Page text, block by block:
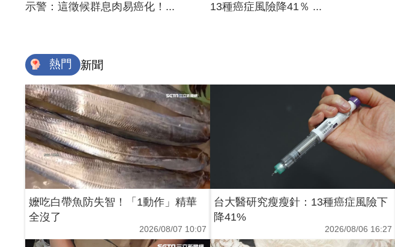
示警：這徵候群息肉易癌化！...
13種癌症風險降41％ ...
熱門 新聞
嬤吃白帶魚防失智！「1動作」精華
全沒了
2026/08/07 10:07
台大醫研究瘦瘦針：13種癌症風險下
降41%
2026/08/06 16:27